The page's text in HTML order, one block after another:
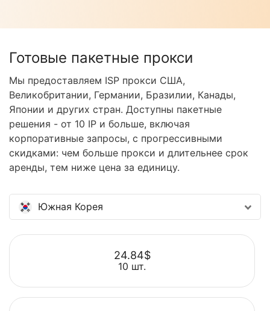
Готовые пакетные прокси
Мы предоставляем ISP прокси США,
Великобритании, Германии, Бразилии, Канады,
Японии и других стран. Доступны пакетные
решения - от 10 IP и больше, включая
корпоративные запросы, с прогрессивными
скидками: чем больше прокси и длительнее срок
аренды, тем ниже цена за единицу.
Южная Корея
24.84$
10 шт.